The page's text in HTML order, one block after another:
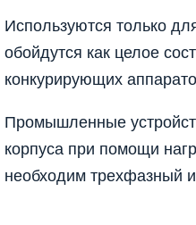
Используются только
обойдутся как целое
конкурирующих
Промышленные
корпуса при помощи
необходим трехфазный